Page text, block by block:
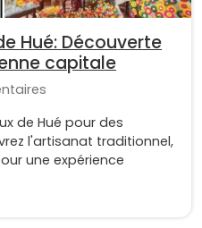
Hué: Découverte
capitale
de Hué pour des
l'artisanat traditionnel,
une expérience